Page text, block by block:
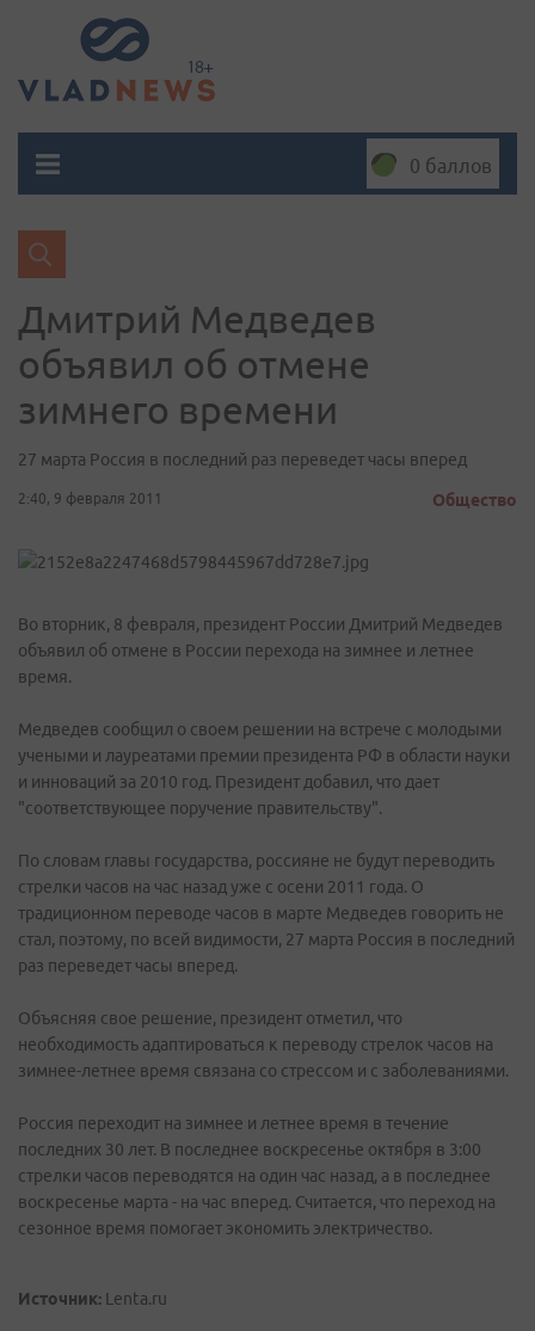
0 баллов
Дмитрий Медведев
объявил об отмене
зимнего времени
27 марта Россия в последний раз переведет часы вперед
2:40, 9 февраля 2011 Общество
Во вторник, 8 февраля, президент России Дмитрий Медведев
объявил об отмене в России перехода на зимнее и летнее
время.
Медведев сообщил о своем решении на встрече с молодыми
учеными и лауреатами премии президента РФ в области науки
и инноваций за 2010 год. Президент добавил, что дает
"соответствующее поручение правительству".
По словам главы государства, россияне не будут переводить
стрелки часов на час назад уже с осени 2011 года. О
традиционном переводе часов в марте Медведев говорить не
стал, поэтому, по всей видимости, 27 марта Россия в последний
раз переведет часы вперед.
Объясняя свое решение, президент отметил, что
необходимость адаптироваться к переводу стрелок часов на
зимнее-летнее время связана со стрессом и с заболеваниями.
Россия переходит на зимнее и летнее время в течение
последних 30 лет. В последнее воскресенье октября в 3:00
стрелки часов переводятся на один час назад, а в последнее
воскресенье марта - на час вперед. Считается, что переход на
сезонное время помогает экономить электричество.
Источник: Lenta.ru